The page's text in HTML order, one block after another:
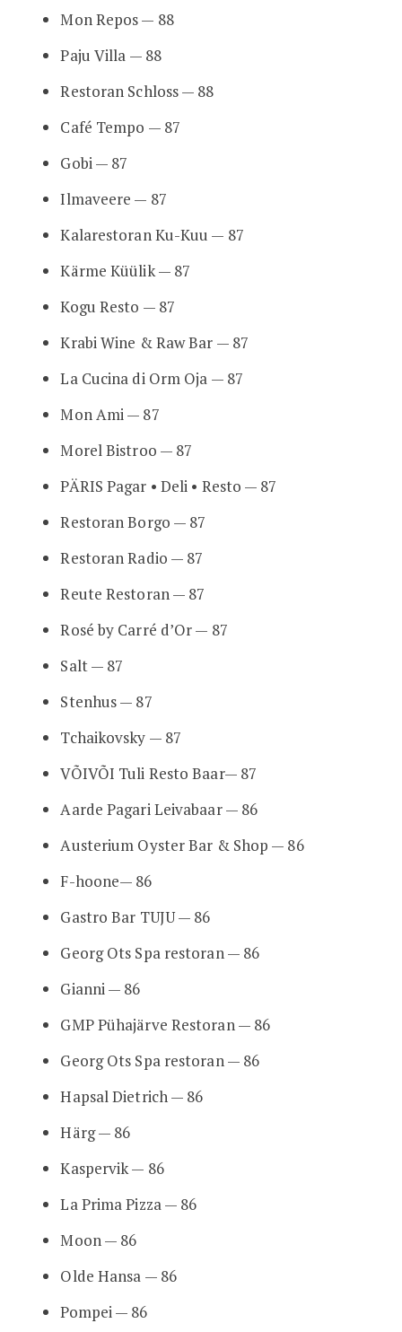
Mon Repos — 88
Paju Villa — 88
Restoran Schloss — 88
Café Tempo — 87
Gobi — 87
Ilmaveere — 87
Kalarestoran Ku-Kuu — 87
Kärme Küülik — 87
Kogu Resto — 87
Krabi Wine & Raw Bar — 87
La Cucina di Orm Oja — 87
Mon Ami — 87
Morel Bistroo — 87
PÄRIS Pagar • Deli • Resto — 87
Restoran Borgo — 87
Restoran Radio — 87
Reute Restoran — 87
Rosé by Carré d’Or — 87
Salt — 87
Stenhus — 87
Tchaikovsky — 87
VÕIVÕI Tuli Resto Baar— 87
Aarde Pagari Leivabaar — 86
Austerium Oyster Bar & Shop — 86
F-hoone— 86
Gastro Bar TUJU — 86
Georg Ots Spa restoran — 86
Gianni — 86
GMP Pühajärve Restoran — 86
Georg Ots Spa restoran — 86
Hapsal Dietrich — 86
Härg — 86
Kaspervik — 86
La Prima Pizza — 86
Moon — 86
Olde Hansa — 86
Pompei — 86